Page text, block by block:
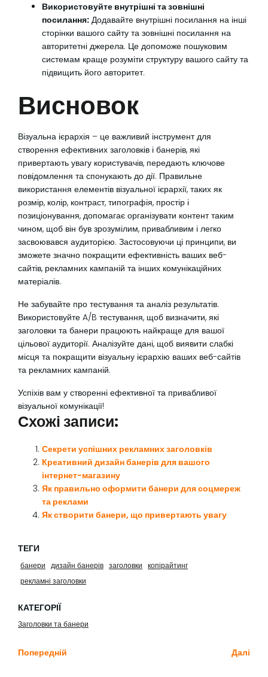
Використовуйте внутрішні та зовнішні
посилання: Додавайте внутрішні посилання на інші
сторінки вашого сайту та зовнішні посилання на
авторитетні джерела. Це допоможе пошуковим
системам краще розуміти структуру вашого сайту та
підвищить його авторитет.
Висновок
Візуальна ієрархія – це важливий інструмент для
створення ефективних заголовків і банерів, які
привертають увагу користувачів, передають ключове
повідомлення та спонукають до дії. Правильне
використання елементів візуальної ієрархії, таких як
розмір, колір, контраст, типографія, простір і
позиціонування, допомагає організувати контент таким
чином, щоб він був зрозумілим, привабливим і легко
засвоювався аудиторією. Застосовуючи ці принципи, ви
зможете значно покращити ефективність ваших веб-
сайтів, рекламних кампаній та інших комунікаційних
матеріалів.
Не забувайте про тестування та аналіз результатів.
Використовуйте A/B тестування, щоб визначити, які
заголовки та банери працюють найкраще для вашої
цільової аудиторії. Аналізуйте дані, щоб виявити слабкі
місця та покращити візуальну ієрархію ваших веб-сайтів
та рекламних кампаній.
Успіхів вам у створенні ефективної та привабливої
візуальної комунікації!
Схожі записи:
Секрети успішних рекламних заголовків
Креативний дизайн банерів для вашого
інтернет-магазину
Як правильно оформити банери для соцмереж
та реклами
Як створити банери, що привертають увагу
ТЕГИ
банери дизайн банерів заголовки копірайтинг
рекламні заголовки
КАТЕГОРІЇ
Заголовки та банери
Попередній Далі